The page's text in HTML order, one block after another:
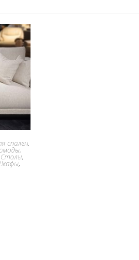
спален,
,
Столы,
,